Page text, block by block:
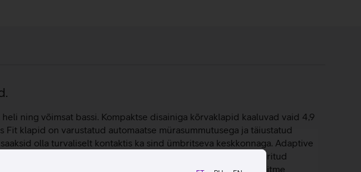
ning võimsat bassi. Kompaktse disainiga kõrvaklapid kaaluvad vaid 4,9
klapid on varustatud automaatse mürasummutusega ja täiustatud
olla turvaliselt kontaktis ka sind ümbritseva keskkonnaga. Adaptive
kostuva mürataseme sobilikuks igas situatsioonis. Integreeritud
Kahekordne mürasensori tehnoloogia koos mitme